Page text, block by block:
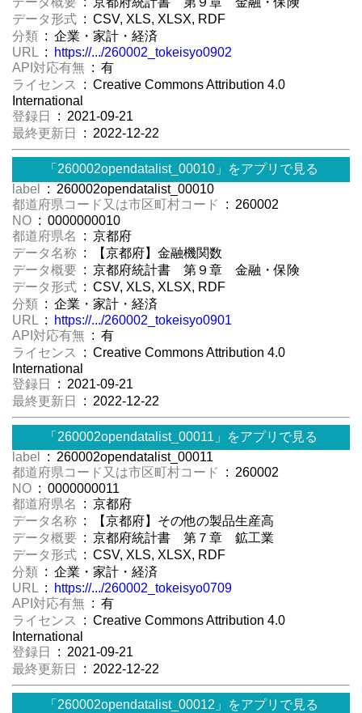
データ形式 : CSV, XLS, XLSX, RDF
分類 : 企業・家計・経済
URL :
https://.../260002_tokeisyo0902
API対応有無 : 有
ライセンス
: Creative Commons Attribution 4.0
International
登録日
: 2021-09-21
最終更新日
: 2022-12-22
「260002opendatalist_00010」をアプリで見る
label
: 260002opendatalist_00010
都道府県コード又は市区町村コード
: 260002
NO : 0000000010
都道府県名
: 京都府
データ名称 : 【京都府】金融機関数
データ概要 : 京都府統計書 第９章 金融・保険
データ形式 : CSV, XLS, XLSX, RDF
分類 : 企業・家計・経済
URL :
https://.../260002_tokeisyo0901
API対応有無 : 有
ライセンス
: Creative Commons Attribution 4.0
International
登録日
: 2021-09-21
最終更新日
: 2022-12-22
「260002opendatalist_00011」をアプリで見る
label
: 260002opendatalist_00011
都道府県コード又は市区町村コード
: 260002
NO : 0000000011
都道府県名
: 京都府
データ名称 : 【京都府】その他の製品生産高
データ概要 : 京都府統計書 第７章 鉱工業
データ形式 : CSV, XLS, XLSX, RDF
分類 : 企業・家計・経済
URL :
https://.../260002_tokeisyo0709
API対応有無 : 有
ライセンス
: Creative Commons Attribution 4.0
International
登録日
: 2021-09-21
最終更新日
: 2022-12-22
「260002opendatalist_00012」をアプリで見る